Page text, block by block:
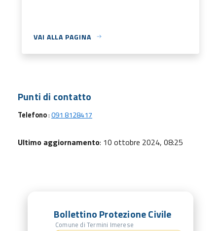
VAI ALLA PAGINA
Punti di contatto
Telefono:091 8128417
Ultimo aggiornamento: 10 ottobre 2024, 08:25
Bollettino Protezione Civile
Comune di Termini Imerese